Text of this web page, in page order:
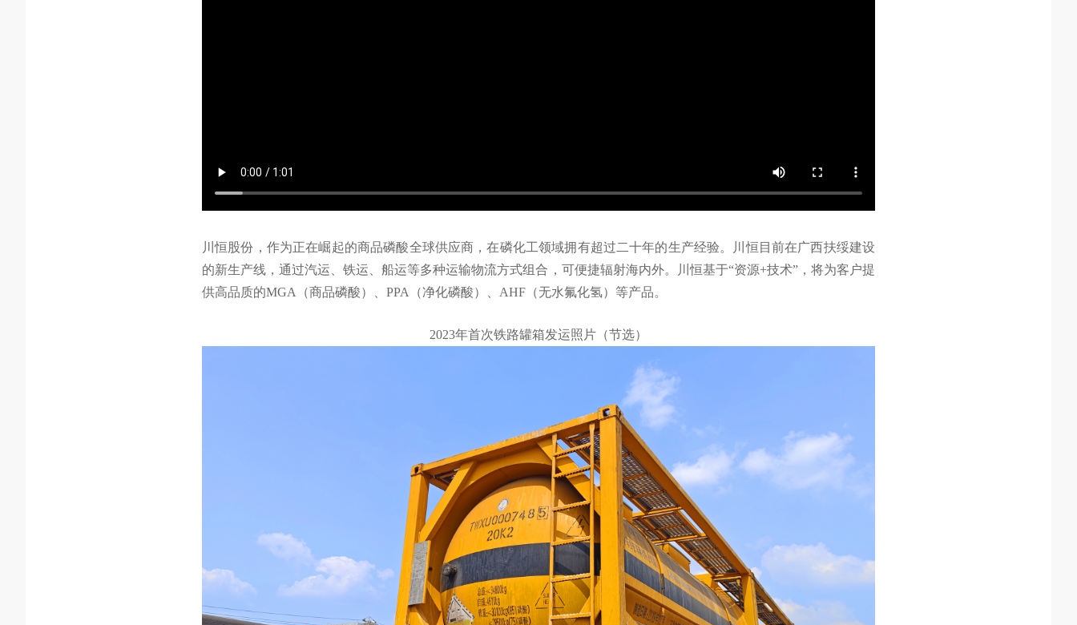
川恒股份，作为正在崛起的商品磷酸全球供应商，在磷化工领域拥有超过二十年的生产经验。川恒目前在广西扶绥建设
的新生产线，通过汽运、铁运、船运等多种运输物流方式组合，可便捷辐射海内外。川恒基于“资源+技术”，将为客户提
供高品质的MGA（商品磷酸）、PPA（净化磷酸）、AHF（无水氟化氢）等产品。
2023年首次铁路罐箱发运照片（节选）